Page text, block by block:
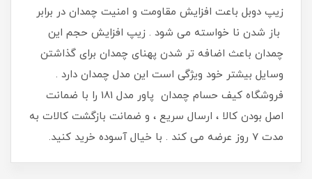
زیپ دوبل باعت افزایش مقاومت و امنیت چمدان در برابر
باز شدن نا خواسته می شود . زیپ افزایش حجم این
چمدان باعث اضافه تر شدن پهنای چمدان برای گذاشتن
وسایل بیشتر خود ویژگی است این مدل چمدان دارد .
فروشگاه کیف حسام چمدان پاور مدل 181 را با ضمانت
اصل بودن کالا ، ارسال سریع ، و ضمانت بازگشت کالات به
مدت 7 روز عرضه می کند . با خیال آسوده خرید کنید.